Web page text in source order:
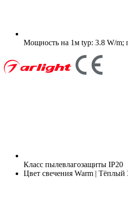
Мощность на 1м typ: 3.8 W/m;
Класс пылевлагозащиты IP20
Цвет свечения Warm | Тёплый